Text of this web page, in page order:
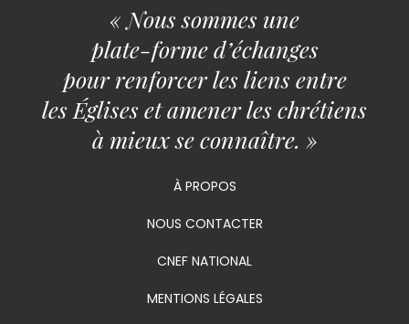
« Nous sommes une
plate-forme d’échanges
pour renforcer les liens entre
les Églises et amener les chrétiens
à mieux se connaître. »
À PROPOS
NOUS CONTACTER
CNEF NATIONAL
MENTIONS LÉGALES